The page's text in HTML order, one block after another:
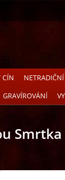
CÍN
GRAVÍROVÁNÍ
Smrtka